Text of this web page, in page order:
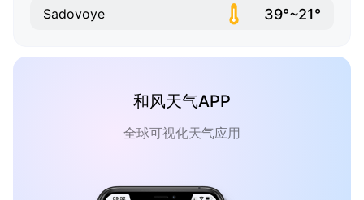
Sadovoye 39°~21°
和风天气APP
全球可视化天气应用